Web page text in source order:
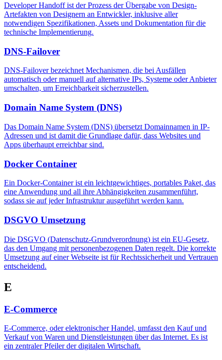
Developer Handoff ist der Prozess der Übergabe von Design-
Artefakten von Designern an Entwickler, inklusive aller
notwendigen Spezifikationen, Assets und Dokumentation für die
technische Implementierung.
DNS-Failover
DNS-Failover bezeichnet Mechanismen, die bei Ausfällen
automatisch oder manuell auf alternative IPs, Systeme oder Anbieter
umschalten, um Erreichbarkeit sicherzustellen.
Domain Name System (DNS)
Das Domain Name System (DNS) übersetzt Domainnamen in IP-
Adressen und ist damit die Grundlage dafür, dass Websites und
Apps überhaupt erreichbar sind.
Docker Container
Ein Docker-Container ist ein leichtgewichtiges, portables Paket, das
eine Anwendung und all ihre Abhängigkeiten zusammenführt,
sodass sie auf jeder Infrastruktur ausgeführt werden kann.
DSGVO Umsetzung
Die DSGVO (Datenschutz-Grundverordnung) ist ein EU-Gesetz,
das den Umgang mit personenbezogenen Daten regelt. Die korrekte
Umsetzung auf einer Webseite ist für Rechtssicherheit und Vertrauen
entscheidend.
E
E-Commerce
E-Commerce, oder elektronischer Handel, umfasst den Kauf und
Verkauf von Waren und Dienstleistungen über das Internet. Es ist
ein zentraler Pfeiler der digitalen Wirtschaft.